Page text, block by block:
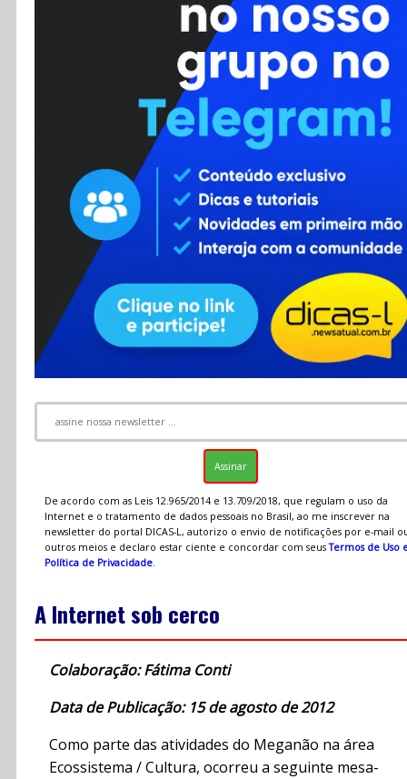
Enviar Dica
Contato
RSS
De acordo com as Leis 12.965/2014 e 13.709/2018, que regulam o uso da
Internet e o tratamento de dados pessoais no Brasil, ao me inscrever na
newsletter do portal DICAS-L, autorizo o envio de notificações por e-mail
outros meios e declaro estar ciente e concordar com seusTermos de Uso
Política de Privacidade.
A Internet sob cerco
Colaboração: Fátima Conti
Data de Publicação: 15 de agosto de 2012
Como parte das atividades do Meganão na área
Ecossistema / Cultura, ocorreu a seguinte mesa-